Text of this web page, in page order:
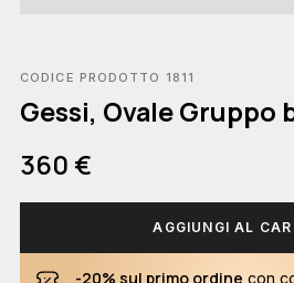
CODICE PRODOTTO 1811
Gessi, Ovale Gruppo
360 €
AGGIUNGI AL
-20% sul primo ordine con